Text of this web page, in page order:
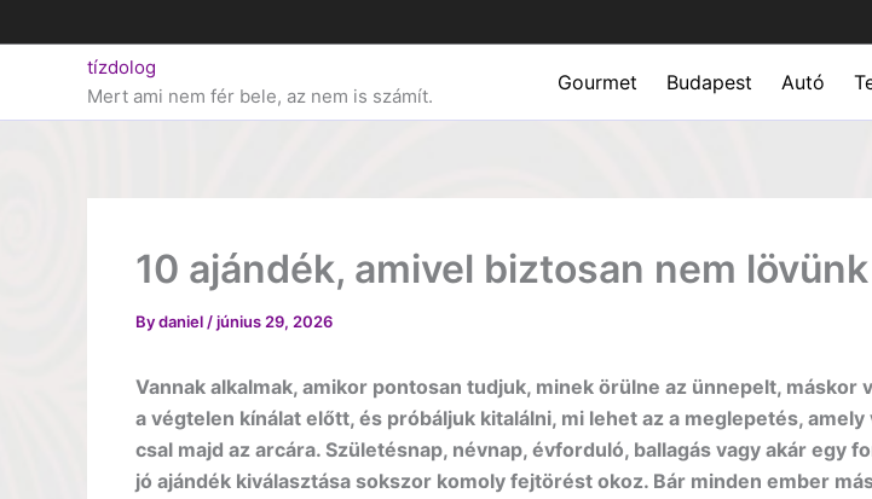
to
tízdolog
Mert ami nem fér bele, az nem is számít.
Gourmet Budapest Autó
10 ajándék, amivel biztosan nem
Bydaniel /június 29, 2026
Vannak alkalmak, amikor pontosan tudjuk, minek örülne az ünnepelt, máskor
a végtelen kínálat előtt, és próbáljuk kitalálni, mi lehet az a meglepetés,
csal majd az arcára. Születésnap, névnap, évforduló, ballagás vagy akár egy
jó ajándék kiválasztása sokszor komoly fejtörést okoz. Bár minden ember